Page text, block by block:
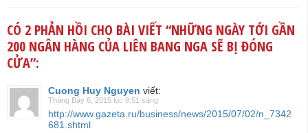
CÓ 2 PHẢN HỒI CHO BÀI VIẾT “NHỮNG NGÀY TỚI GẦN
200 NGÂN HÀNG CỦA LIÊN BANG NGA SẼ BỊ ĐÓNG
CỬA”:
Cuong Huy Nguyen viết:
Tháng Bảy 6, 2015 lúc 9:51 sáng
http://www.gazeta.ru/business/news/2015/07/02/n_7342
681.shtml